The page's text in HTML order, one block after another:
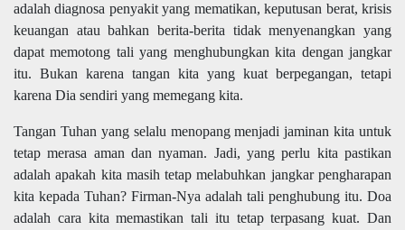
adalah diagnosa penyakit yang mematikan, keputusan berat, krisis
keuangan atau bahkan berita-berita tidak menyenangkan yang
dapat memotong tali yang menghubungkan kita dengan jangkar
itu. Bukan karena tangan kita yang kuat berpegangan, tetapi
karena Dia sendiri yang memegang kita.
Tangan Tuhan yang selalu menopang menjadi jaminan kita untuk
tetap merasa aman dan nyaman. Jadi, yang perlu kita pastikan
adalah apakah kita masih tetap melabuhkan jangkar pengharapan
kita kepada Tuhan? Firman-Nya adalah tali penghubung itu. Doa
adalah cara kita memastikan tali itu tetap terpasang kuat. Dan